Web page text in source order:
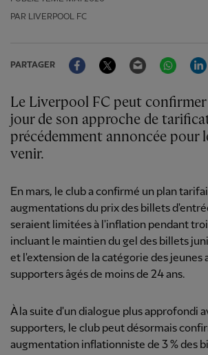
PAR LIVERPOOL FC
PARTAGER
FacebookTwitter Email
Le Liverpool FC peut confirmer une mise à
jour de son approche de
précédemment annoncée pour
venir.
En mars, le club a confirmé un plan
augmentations du prix des billets
seraient limitées à l'inflation pendant
incluant le maintien du gel des billets
et l'extension de la catégorie des jeunes
supporters âgés de moins de 24 ans.
À la suite d'un dialogue plus approfondi
supporters, le club peut désormais
augmentation inflationniste de 3 % des